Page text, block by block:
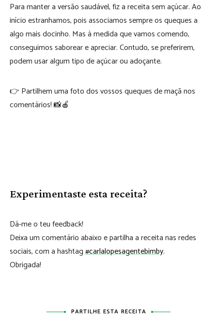
Para manter a versão saudável, fiz a receita sem açúcar. Ao
início estranhamos, pois associamos sempre os queques a
algo mais docinho. Mas à medida que vamos comendo,
conseguimos saborear e apreciar. Contudo, se preferirem,
podem usar algum tipo de açúcar ou adoçante.⠀⠀⠀⠀⠀
👉 Partilhem uma foto dos vossos queques de maçã nos
comentários! 📸🍎
Experimentaste esta receita?
Dá-me o teu feedback!
Deixa um comentário abaixo e partilha a receita nas redes
sociais, com a hashtag#carlalopesagentebimby.
Obrigada!
PARTILHE ESTA RECEITA